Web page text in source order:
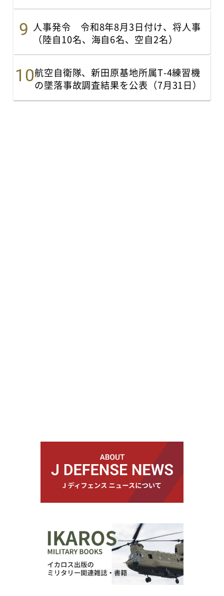
人事発令 令和8年8月3日付け、将人事
（陸自10名、海自6名、空自2名）
航空自衛隊、新田原基地所属T-4練習機
の墜落事故調査結果を公表（7月31日）